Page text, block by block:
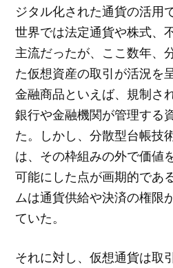
ジタル化された通貨の活用
世界では法定通貨や株式、
主流だったが、ここ数年、
た仮想資産の取引が活況を
金融商品といえば、規制さ
銀行や金融機関が管理する
た。しかし、分散型台帳技
は、その枠組みの外で価値
可能にした点が画期的であ
ムは通貨供給や決済の権限
ていた。
それに対し、仮想通貨は取